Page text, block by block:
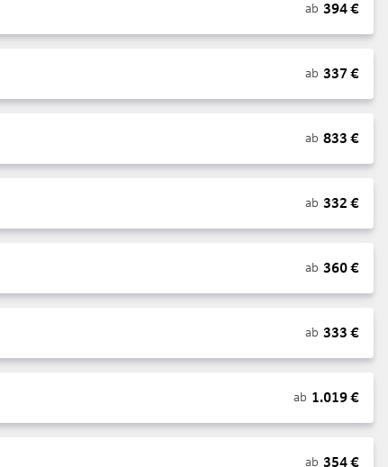
ab 394€
ab 337 €
ab 833 €
ab 332 €
ab 360€
ab 333 €
ab 1.019€
ab 354€